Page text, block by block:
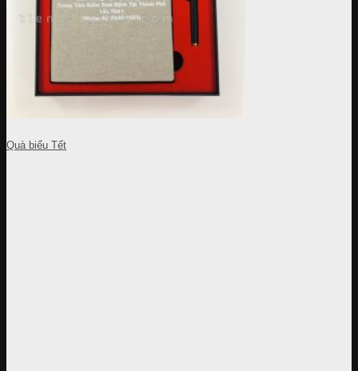
Quà biếu Tết